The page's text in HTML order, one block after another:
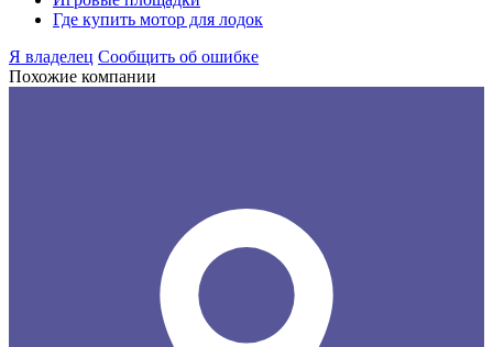
Где купить мотор для лодок
Я владелец Сообщить об ошибке
Похожие компании